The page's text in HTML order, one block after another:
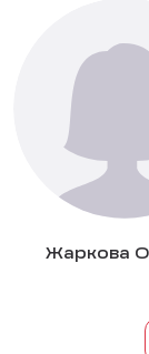
Жаркова